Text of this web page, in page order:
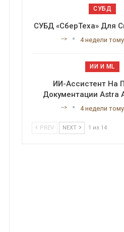
СУБД
СУБД «СберТеха» Для
--> 4 недели
ИИ И ML
ИИ-Ассистент На
Документации Astra
--> 4 недели
PREV NEXT 1 из 14